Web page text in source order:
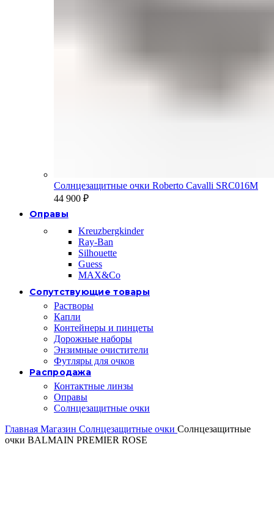
Солнцезащитные очки Roberto Cavalli SRC016M
44 900 ₽
Оправы
Kreuzbergkinder
Ray-Ban
Silhouette
Guess
MAX&Co
Сопутствующие товары
Растворы
Капли
Контейнеры и пинцеты
Дорожные наборы
Энзимные очистители
Футляры для очков
Распродажа
Контактные линзы
Оправы
Солнцезащитные очки
Главная Магазин Солнцезащитные очки Солнцезащитные
очки BALMAIN PREMIER ROSE